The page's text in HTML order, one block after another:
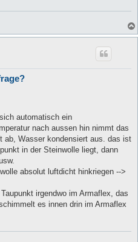
automatisch ein
nach aussen hin nimmt das
ab, Wasser kondensiert aus. das ist
in der Steinwolle liegt, dann
absolut luftdicht hinkriegen -->
irgendwo im Armaflex, das
es innen drin im Armaflex